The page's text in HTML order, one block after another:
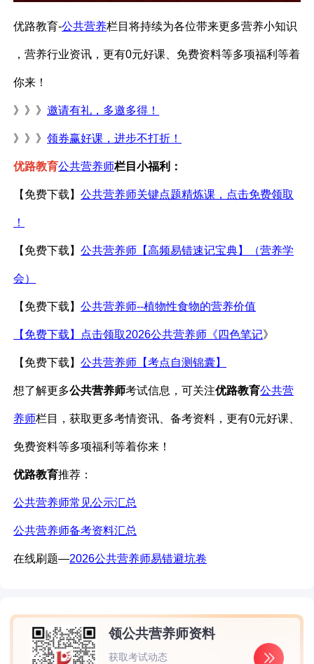
优路教育-公共营养栏目将持续为各位带来更多营养小知识
，营养行业资讯，更有0元好课、免费资料等多项福利等着
你来！
》》》邀请有礼，多邀多得！
》》》领券赢好课，进步不打折！
优路教育公共营养师栏目小福利：
【免费下载】公共营养师关键点题精炼课，点击免费领取
！
【免费下载】公共营养师【高频易错速记宝典】（营养学
会）
【免费下载】公共营养师--植物性食物的营养价值
【免费下载】 点击领取2026公共营养师《 四色笔记》
【免费下载】公共营养师【考点自测锦囊】
想了解更多公共营养师考试信息，可关注优路教育公共营
养师栏目，获取更多考情资讯、备考资料，更有0元好课、
免费资料等多项福利等着你来！
优路教育推荐：
公共营养师常见公示汇总
公共营养师备考资料汇总
在线刷题—2026公共营养师易错避坑卷
领公共营养师资料
获取考试动态